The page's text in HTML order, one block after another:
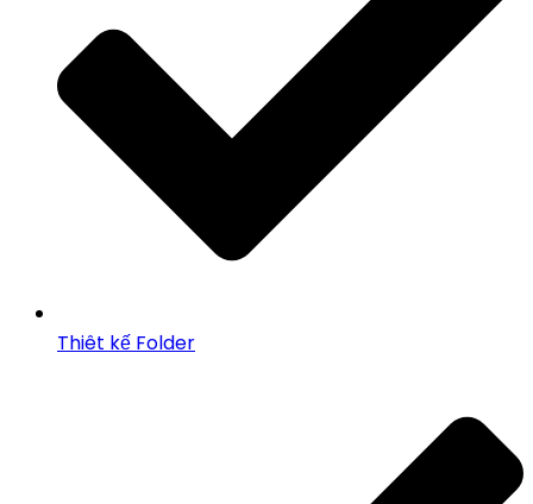
Thiêt kế Folder